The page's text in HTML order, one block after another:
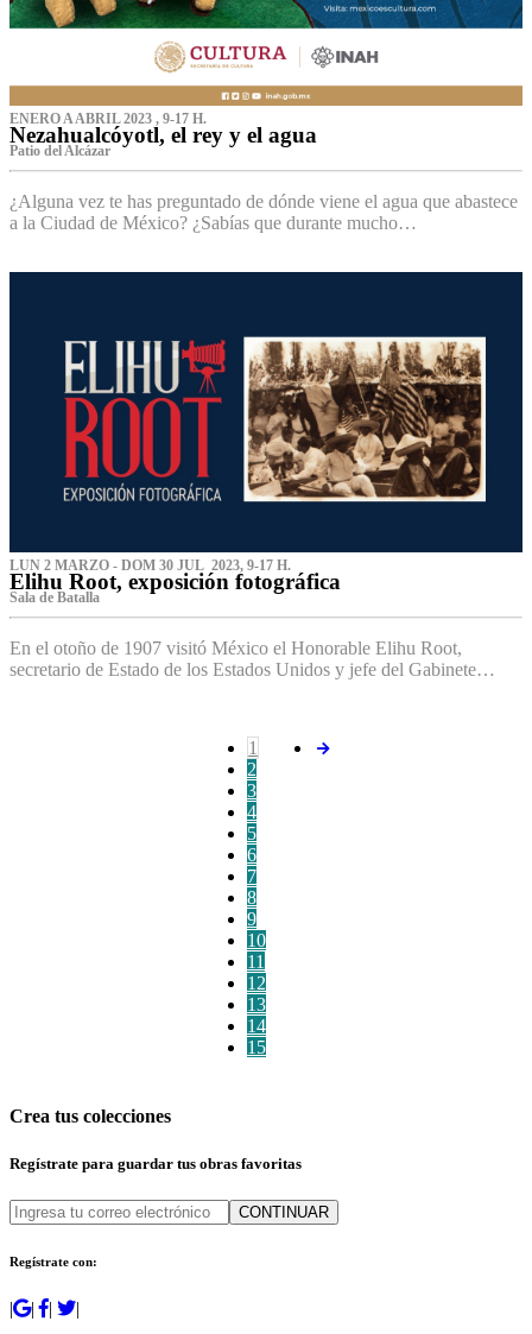
ENERO A ABRIL 2023 , 9-17 H.
Nezahualcóyotl, el rey y el agua
Patio del Alcázar
¿Alguna vez te has preguntado de dónde viene el agua que abastece
a la Ciudad de México? ¿Sabías que durante mucho…
LUN 2 MARZO - DOM 30 JUL 2023, 9-17 H.
Elihu Root, exposición fotográfica
Sala de Batalla
En el otoño de 1907 visitó México el Honorable Elihu Root,
secretario de Estado de los Estados Unidos y jefe del Gabinete…
1
2
3
4
5
6
7
8
9
10
11
12
13
14
15
Crea tus colecciones
Regístrate para guardar tus obras favoritas
CONTINUAR
Regístrate con:
| | | |